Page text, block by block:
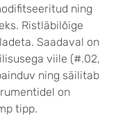
ning
Ristläbilõige
Saadaval on
viile (#.02,
ning säilitab
on
tipp.